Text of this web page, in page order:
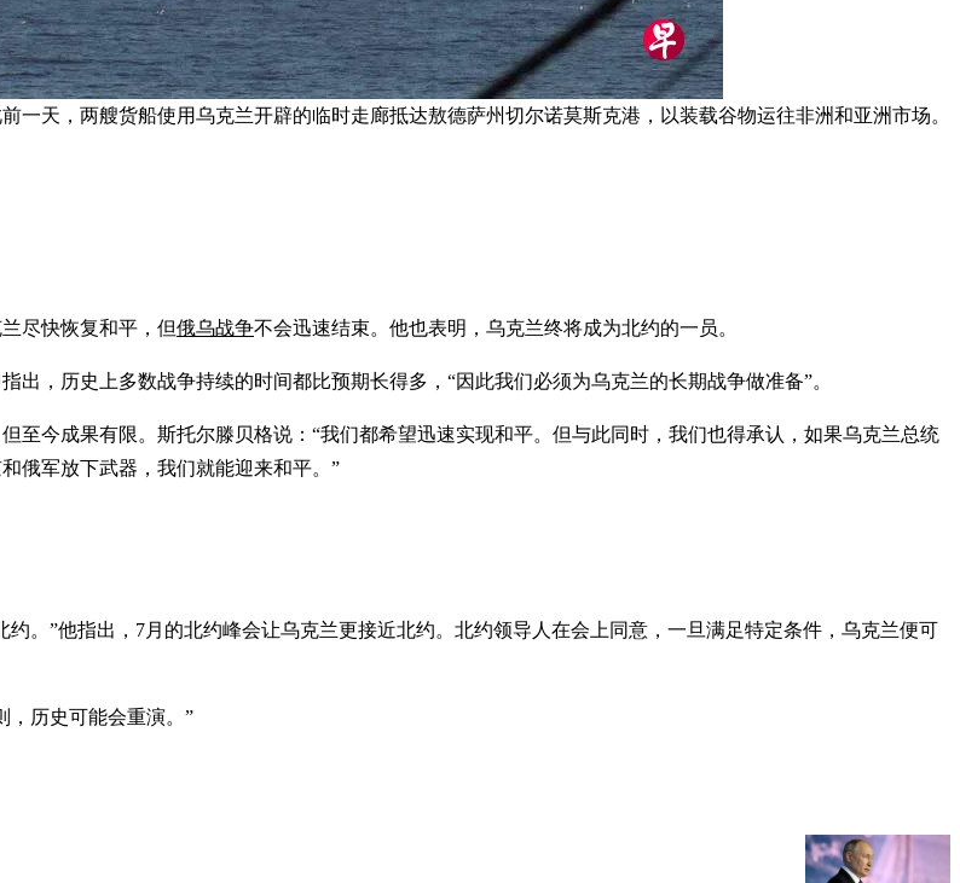
天，两艘货船使用乌克兰开辟的临时走廊抵达敖德萨州切尔诺莫斯克港，以装载谷物运往非洲和亚洲市场。
尽快恢复和平，但俄乌战争不会迅速结束。他也表明，乌克兰终将成为北约的一员。
，历史上多数战争持续的时间都比预期长得多，“因此我们必须为乌克兰的长期战争做准备”。
但至今成果有限。斯托尔滕贝格说：“我们都希望迅速实现和平。但与此同时，我们也得承认，如果乌克兰总统
俄军放下武器，我们就能迎来和平。”
。”他指出，7月的北约峰会让乌克兰更接近北约。北约领导人在会上同意，一旦满足特定条件，乌克兰便可
，历史可能会重演。”